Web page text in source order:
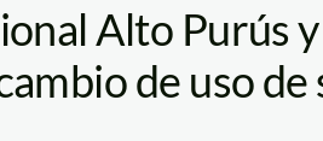
Alto Purús y
de uso de